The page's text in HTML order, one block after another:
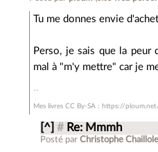
Tu me donnes envie
Perso, je sais que la peur
mal à "m'y mettre" car je
Mes livres CC By-SA : https://
[^] # Re: Mmmh
Posté parChristophe